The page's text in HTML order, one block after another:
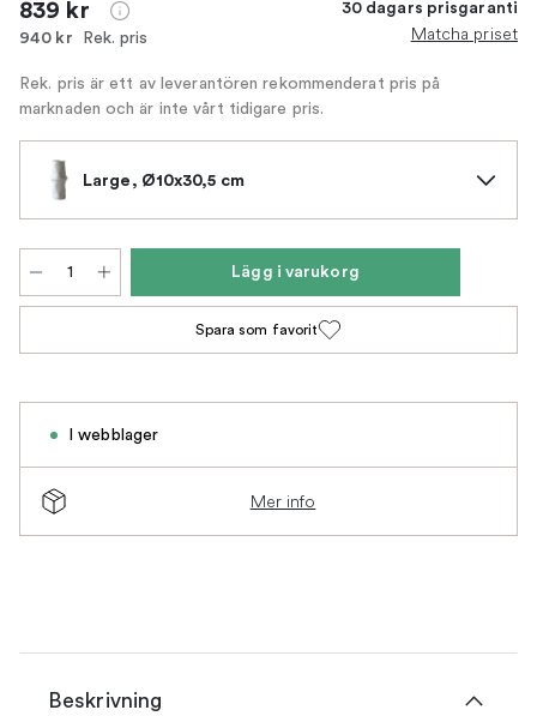
839 kr
940 kr Rek. pris
30 dagars prisgaranti
Matcha priset
Rek. pris är ett av leverantören rekommenderat pris på
marknaden och är inte vårt tidigare pris.
Large, Ø10x30,5 cm
Lägg i varukorg
Spara som favorit
I webblager
Mer info
Beskrivning